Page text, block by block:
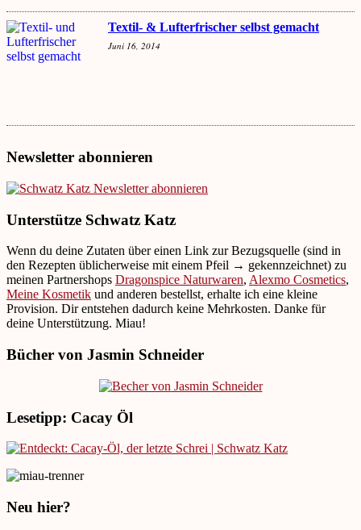
Textil- & Lufterfrischer selbst gemacht
Juni 16, 2014
Newsletter abonnieren
Unterstütze Schwatz Katz
Wenn du deine Zutaten über einen Link zur Bezugsquelle (sind in
den Rezepten üblicherweise mit einem Pfeil → gekennzeichnet) zu
meinen Partnershops Dragonspice Naturwaren, Alexmo Cosmetics,
Meine Kosmetik und anderen bestellst, erhalte ich eine kleine
Provision. Dir entstehen dadurch keine Mehrkosten. Danke für
deine Unterstützung. Miau!
Bücher von Jasmin Schneider
Lesetipp: Cacay Öl
Neu hier?